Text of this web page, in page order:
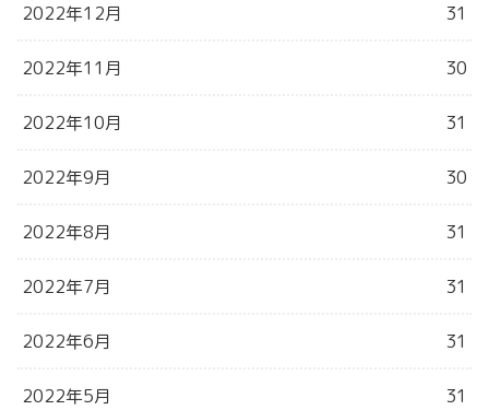
2022年12月 31
2022年11月 30
2022年10月 31
2022年9月 30
2022年8月 31
2022年7月 31
2022年6月 31
2022年5月 31